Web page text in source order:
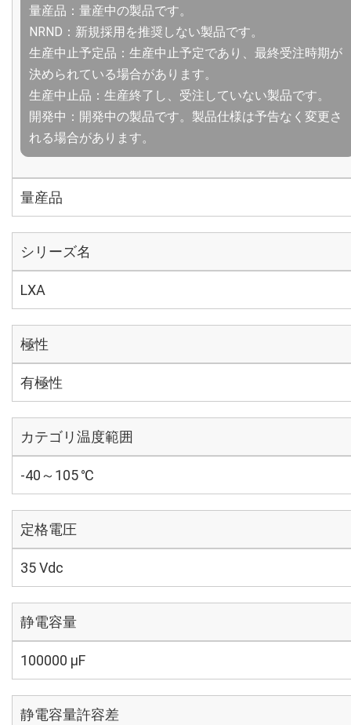
量産品：量産中の製品です。
NRND：新規採用を推奨しない製品です。
生産中止予定品：生産中止予定であり、最終受注時期が
決められている場合があります。
生産中止品：生産終了し、受注していない製品です。
開発中：開発中の製品です。製品仕様は予告なく変更さ
れる場合があります。
量産品
シリーズ名
LXA
極性
有極性
カテゴリ温度範囲
-40～105 ℃
定格電圧
35 Vdc
静電容量
100000 µF
静電容量許容差